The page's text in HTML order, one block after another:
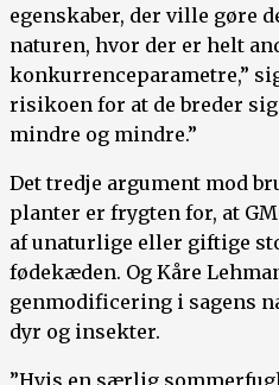
egenskaber, der ville gøre
naturen, hvor der er helt
konkurrenceparametre,”
risikoen for at de breder
mindre og mindre.”
Det tredje argument mod
planter er frygten for, at
af unaturlige eller giftige
fødekæden. Og Kåre
genmodificering i sagens
dyr og insekter.